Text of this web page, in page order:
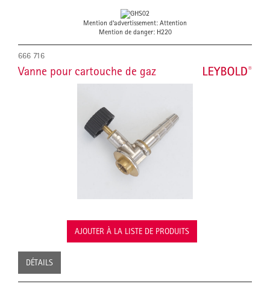
Mention d'advertissement: Attention
Mention de danger: H220
666 716
Vanne pour cartouche de gaz
AJOUTER À LA LISTE DE PRODUITS
DÉTAILS